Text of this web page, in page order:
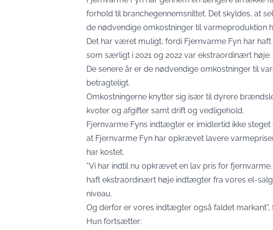
forhold til branchegennemsnittet. Det skyldes, at
de nødvendige omkostninger til varmeproduktion
Det har været muligt, fordi Fjernvarme Fyn har
som særligt i 2021 og 2022 var ekstraordinært høje.
De senere år er de nødvendige omkostninger til
betragteligt.
Omkostningerne knytter sig især til dyrere
kvoter og afgifter samt drift og vedligehold.
Fjernvarme Fyns indtægter er imidlertid ikke
at Fjernvarme Fyn har opkrævet lavere
har kostet.
”Vi har indtil nu opkrævet en lav pris for
haft ekstraordinært høje indtægter fra vores el-
niveau.
Og derfor er vores indtægter også faldet
Hun fortsætter: